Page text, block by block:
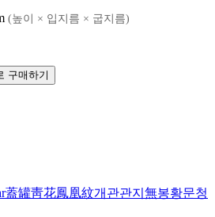
(높이 × 입지름 × 굽지름)
구매하기
蓋罐靑花鳳凰紋개관관지無봉황문청